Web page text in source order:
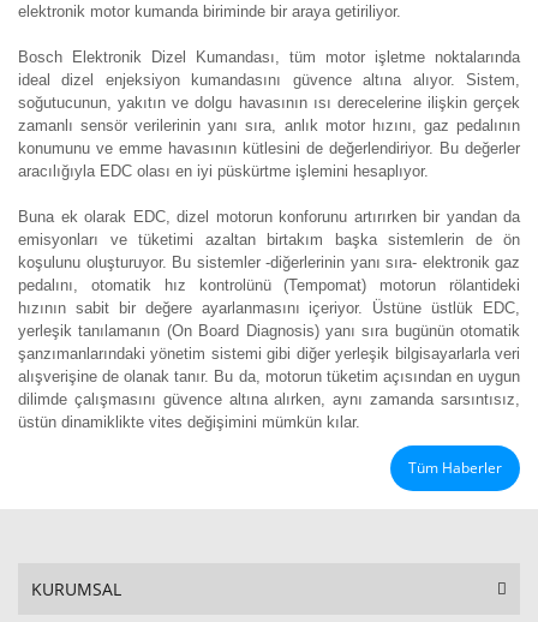
elektronik motor kumanda biriminde bir araya getiriliyor.
Bosch Elektronik Dizel Kumandası, tüm motor işletme noktalarında
ideal dizel enjeksiyon kumandasını güvence altına alıyor. Sistem,
soğutucunun, yakıtın ve dolgu havasının ısı derecelerine ilişkin gerçek
zamanlı sensör verilerinin yanı sıra, anlık motor hızını, gaz pedalının
konumunu ve emme havasının kütlesini de değerlendiriyor. Bu değerler
aracılığıyla EDC olası en iyi püskürtme işlemini hesaplıyor.
Buna ek olarak EDC, dizel motorun konforunu artırırken bir yandan da
emisyonları ve tüketimi azaltan birtakım başka sistemlerin de ön
koşulunu oluşturuyor. Bu sistemler -diğerlerinin yanı sıra- elektronik gaz
pedalını, otomatik hız kontrolünü (Tempomat) motorun rölantideki
hızının sabit bir değere ayarlanmasını içeriyor. Üstüne üstlük EDC,
yerleşik tanılamanın (On Board Diagnosis) yanı sıra bugünün otomatik
şanzımanlarındaki yönetim sistemi gibi diğer yerleşik bilgisayarlarla veri
alışverişine de olanak tanır. Bu da, motorun tüketim açısından en uygun
dilimde çalışmasını güvence altına alırken, aynı zamanda sarsıntısız,
üstün dinamiklikte vites değişimini mümkün kılar.
Tüm Haberler
KURUMSAL